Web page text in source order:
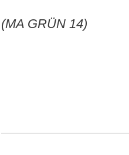
(MA GRÜN 14)